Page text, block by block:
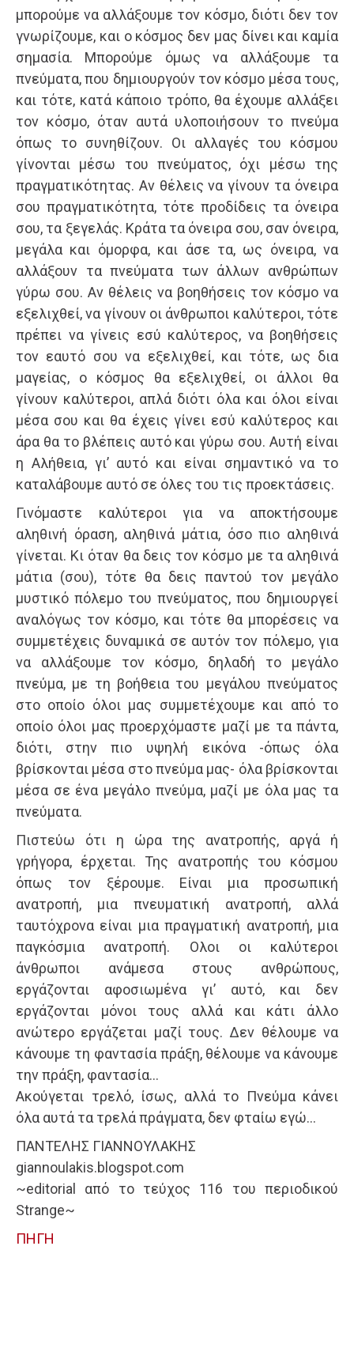
μπορούμε να αλλάξουμε τον κόσμο, διότι δεν τον
γνωρίζουμε, και ο κόσμος δεν μας δίνει και καμία
σημασία. Μπορούμε όμως να αλλάξουμε τα
πνεύματα, που δημιουργούν τον κόσμο μέσα τους,
και τότε, κατά κάποιο τρόπο, θα έχουμε αλλάξει
τον κόσμο, όταν αυτά υλοποιήσουν το πνεύμα
όπως το συνηθίζουν. Οι αλλαγές του κόσμου
γίνονται μέσω του πνεύματος, όχι μέσω της
πραγματικότητας. Αν θέλεις να γίνουν τα όνειρα
σου πραγματικότητα, τότε προδίδεις τα όνειρα
σου, τα ξεγελάς. Κράτα τα όνειρα σου, σαν όνειρα,
μεγάλα και όμορφα, και άσε τα, ως όνειρα, να
αλλάξουν τα πνεύματα των άλλων ανθρώπων
γύρω σου. Αν θέλεις να βοηθήσεις τον κόσμο να
εξελιχθεί, να γίνουν οι άνθρωποι καλύτεροι, τότε
πρέπει να γίνεις εσύ καλύτερος, να βοηθήσεις
τον εαυτό σου να εξελιχθεί, και τότε, ως δια
μαγείας, ο κόσμος θα εξελιχθεί, οι άλλοι θα
γίνουν καλύτεροι, απλά διότι όλα και όλοι είναι
μέσα σου και θα έχεις γίνει εσύ καλύτερος και
άρα θα το βλέπεις αυτό και γύρω σου. Αυτή είναι
η Αλήθεια, γι’ αυτό και είναι σημαντικό να το
καταλάβουμε αυτό σε όλες του τις προεκτάσεις.
Γινόμαστε καλύτεροι για να αποκτήσουμε
αληθινή όραση, αληθινά μάτια, όσο πιο αληθινά
γίνεται. Κι όταν θα δεις τον κόσμο με τα αληθινά
μάτια (σου), τότε θα δεις παντού τον μεγάλο
μυστικό πόλεμο του πνεύματος, που δημιουργεί
αναλόγως τον κόσμο, και τότε θα μπορέσεις να
συμμετέχεις δυναμικά σε αυτόν τον πόλεμο, για
να αλλάξουμε τον κόσμο, δηλαδή το μεγάλο
πνεύμα, με τη βοήθεια του μεγάλου πνεύματος
στο οποίο όλοι μας συμμετέχουμε και από το
οποίο όλοι μας προερχόμαστε μαζί με τα πάντα,
διότι, στην πιο υψηλή εικόνα -όπως όλα
βρίσκονται μέσα στο πνεύμα μας- όλα βρίσκονται
μέσα σε ένα μεγάλο πνεύμα, μαζί με όλα μας τα
πνεύματα.
Πιστεύω ότι η ώρα της ανατροπής, αργά ή
γρήγορα, έρχεται. Της ανατροπής του κόσμου
όπως τον ξέρουμε. Είναι μια προσωπική
ανατροπή, μια πνευματική ανατροπή, αλλά
ταυτόχρονα είναι μια πραγματική ανατροπή, μια
παγκόσμια ανατροπή. Ολοι οι καλύτεροι
άνθρωποι ανάμεσα στους ανθρώπους,
εργάζονται αφοσιωμένα γι’ αυτό, και δεν
εργάζονται μόνοι τους αλλά και κάτι άλλο
ανώτερο εργάζεται μαζί τους. Δεν θέλουμε να
κάνουμε τη φαντασία πράξη, θέλουμε να κάνουμε
την πράξη, φαντασία…
Ακούγεται τρελό, ίσως, αλλά το Πνεύμα κάνει
όλα αυτά τα τρελά πράγματα, δεν φταίω εγώ…
ΠΑΝΤΕΛΗΣ ΓΙΑΝΝΟΥΛΑΚΗΣ
giannoulakis.blogspot.com
~editorial από το τεύχος 116 του περιοδικού
Strange~
ΠΗΓΗ